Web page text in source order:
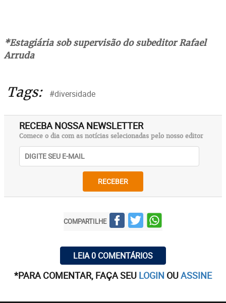
*Estagiária sob supervisão do subeditor Rafael
Arruda
Tags: #diversidade
RECEBA NOSSA NEWSLETTER
Comece o dia com as notícias selecionadas pelo nosso editor
RECEBER
COMPARTILHE
LEIA 0 COMENTÁRIOS
*PARA COMENTAR, FAÇA SEU LOGIN OUASSINE